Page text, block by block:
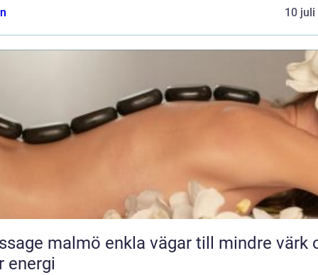
10 juli
enkla vägar till mindre värk och
energi